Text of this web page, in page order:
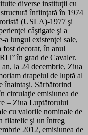
diverse instituţii cu
înfiinţată în 1974
(USLA)-1977 şi
câştigate şi a
a lungul existenţei sale,
decorat, în anul
în grad de Cavaler.
la 24 decembrie, Ziua
drapelul de luptă al
înaintaşi. Sărbătorind
circulaţie emisiunea de
– Ziua Luptătorului
cu valorile nominale de
filatelic şi un întreg
2012, emisiunea de